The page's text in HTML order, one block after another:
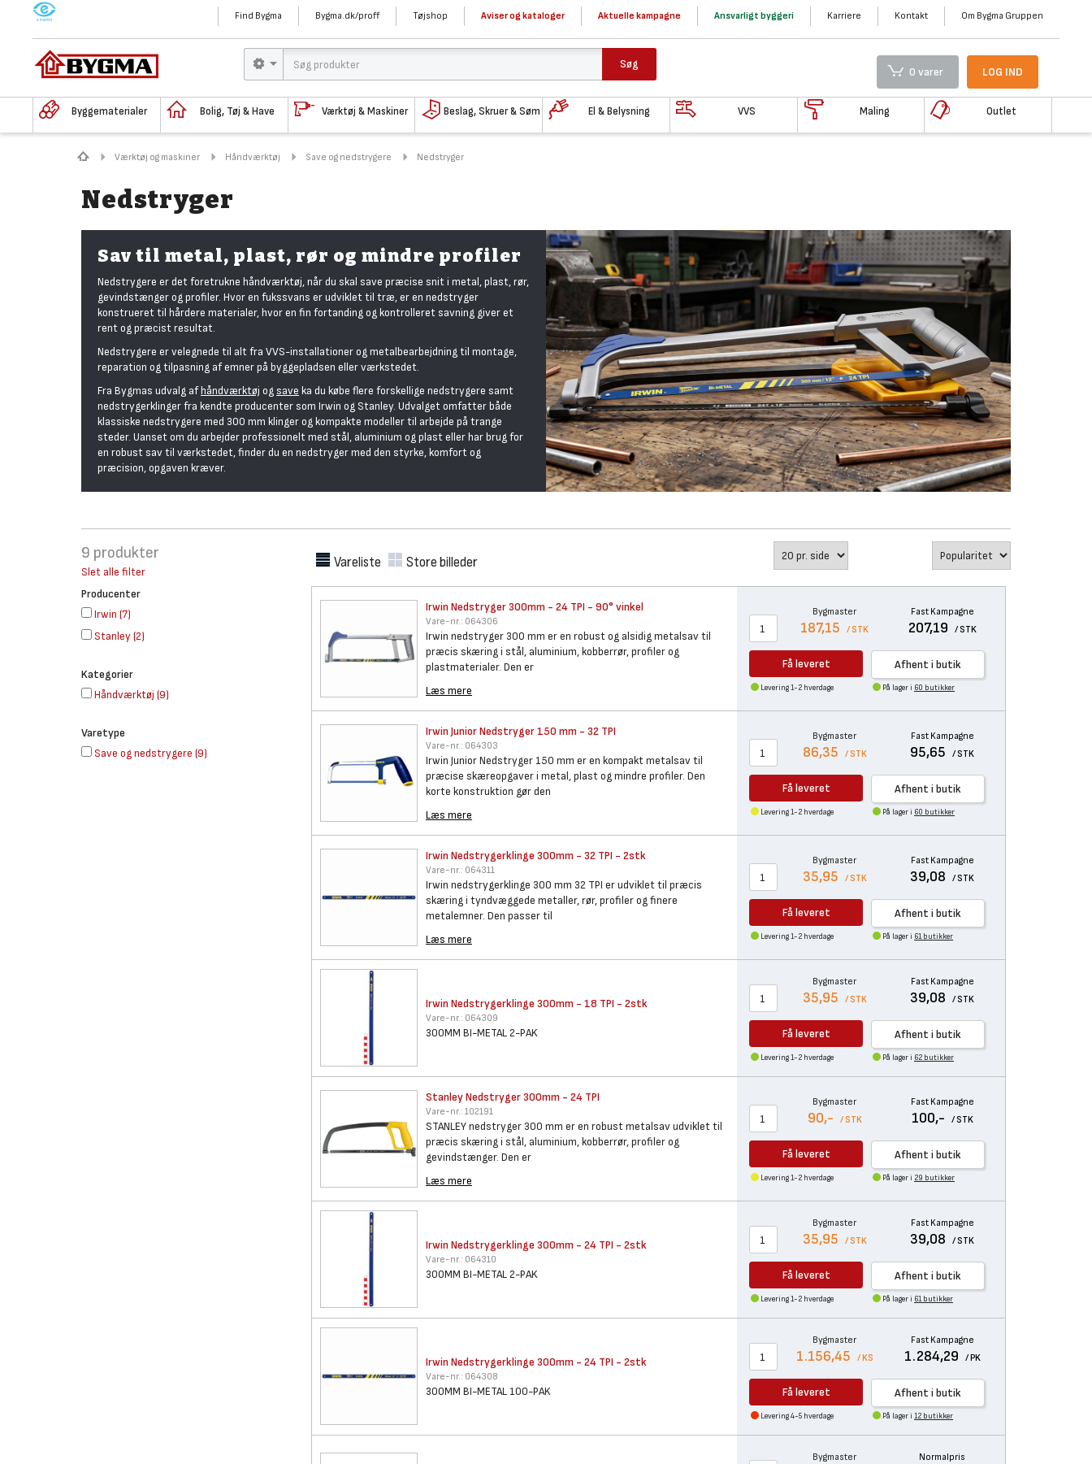
M Find Bygma Bygma.dk/proff Tøjshop Aviser og kataloger Aktuelle kampagne Ansvarligt byggeri Karriere Kontakt Om Bygma Gruppen
Søg
0 varer LOG IND
Byggematerialer Bolig, Tøj & Have Værktøj & Maskiner Beslag, Skruer & Søm El & Belysning VVS Maling Outlet
Værktøj og maskiner Håndværktøj Save og nedstrygere Nedstryger
Nedstryger
Sav til metal, plast, rør og mindre profiler
Nedstrygere er det foretrukne håndværktøj, når du skal save præcise snit i metal, plast, rør,
gevindstænger og profiler. Hvor en fukssvans er udviklet til træ, er en nedstryger
konstrueret til hårdere materialer, hvor en fin fortanding og kontrolleret savning giver et
rent og præcist resultat.
Nedstrygere er velegnede til alt fra VVS-installationer og metalbearbejdning til montage,
reparation og tilpasning af emner på byggepladsen eller værkstedet.
Fra Bygmas udvalg afhåndværktøj og save ka du købe flere forskellige nedstrygere samt
nedstrygerklinger fra kendte producenter som Irwin og Stanley. Udvalget omfatter både
klassiske nedstrygere med 300 mm klinger og kompakte modeller til arbejde på trange
steder. Uanset om du arbejder professionelt med stål, aluminium og plast eller har brug for
en robust sav til værkstedet, finder du en nedstryger med den styrke, komfort og
præcision, opgaven kræver.
9 produkter
Slet alle filter
Producenter
Irwin (7)
Stanley(2)
Kategorier
Håndværktøj (9)
Varetype
Save og nedstrygere (9)
Vareliste Store billeder
Irwin Nedstryger 300mm - 24 TPI - 90° vinkel
Vare-nr.: 064306
Irwin nedstryger 300 mm er en robust og alsidig metalsav til
præcis skæring i stål, aluminium, kobberrør, profiler og
plastmaterialer. Den er
Læs mere
Bygmaster
187,15 / STK
Fast Kampagne
207,19 / STK
Få leveret Afhent i butik
Levering 1-2 hverdage På lager i 60 butikker
Irwin Junior Nedstryger 150 mm - 32 TPI
Vare-nr.: 064303
Irwin Junior Nedstryger 150 mm er en kompakt metalsav til
præcise skæreopgaver i metal, plast og mindre profiler. Den
korte konstruktion gør den
Læs mere
Bygmaster
86,35 / STK
Fast Kampagne
95,65 / STK
Få leveret Afhent i butik
Levering 1-2 hverdage På lager i 60 butikker
Irwin Nedstrygerklinge 300mm - 32 TPI - 2stk
Vare-nr.: 064311
Irwin nedstrygerklinge 300 mm 32 TPI er udviklet til præcis
skæring i tyndvæggede metaller, rør, profiler og finere
metalemner. Den passer til
Læs mere
Bygmaster
35,95 / STK
Fast Kampagne
39,08 / STK
Få leveret Afhent i butik
Levering 1-2 hverdage På lager i 61 butikker
Irwin Nedstrygerklinge 300mm - 18 TPI - 2stk
Vare-nr.: 064309
300MM BI-METAL 2-PAK
Bygmaster
35,95 / STK
Fast Kampagne
39,08 / STK
Få leveret Afhent i butik
Levering 1-2 hverdage På lager i 62 butikker
Stanley Nedstryger 300mm - 24 TPI
Vare-nr.: 102191
STANLEY nedstryger 300 mm er en robust metalsav udviklet til
præcis skæring i stål, aluminium, kobberrør, profiler og
gevindstænger. Den er
Læs mere
Bygmaster
90,- / STK
Fast Kampagne
100,- / STK
Få leveret Afhent i butik
Levering 1-2 hverdage På lager i 29 butikker
Irwin Nedstrygerklinge 300mm - 24 TPI - 2stk
Vare-nr.: 064310
300MM BI-METAL 2-PAK
Bygmaster
35,95 / STK
Fast Kampagne
39,08 / STK
Få leveret Afhent i butik
Levering 1-2 hverdage På lager i 61 butikker
Irwin Nedstrygerklinge 300mm - 24 TPI - 2stk
Vare-nr.: 064308
300MM BI-METAL 100-PAK
Bygmaster
1.156,45 / KS
Fast Kampagne
1.284,29 / PK
Få leveret Afhent i butik
Levering 4-5 hverdage På lager i 12 butikker
Bygmaster Normalpris